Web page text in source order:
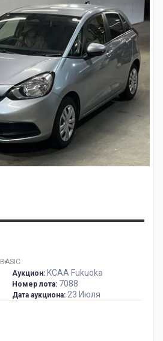
BASIC
Аукцион: KCAA Fukuoka
Номер лота: 7088
Дата аукциона: 23 Июля